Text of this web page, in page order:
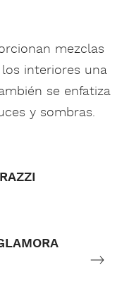
mezclas
interiores una
se enfatiza
y sombras.